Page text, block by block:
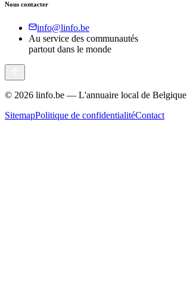
Nous contacter
info@linfo.be
Au service des communautés
partout dans le monde
© 2026 linfo.be — L'annuaire local de Belgique
SitemapPolitique de confidentialitéContact